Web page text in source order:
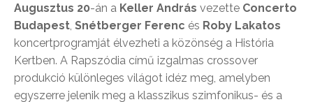
Augusztus 20-án a Keller András vezette Concerto
Budapest, Snétberger Ferenc és Roby Lakatos
koncertprogramját élvezheti a közönség a História
Kertben. A Rapszódia című izgalmas crossover
produkció különleges világot idéz meg, amelyben
egyszerre jelenik meg a klasszikus szimfonikus- és a